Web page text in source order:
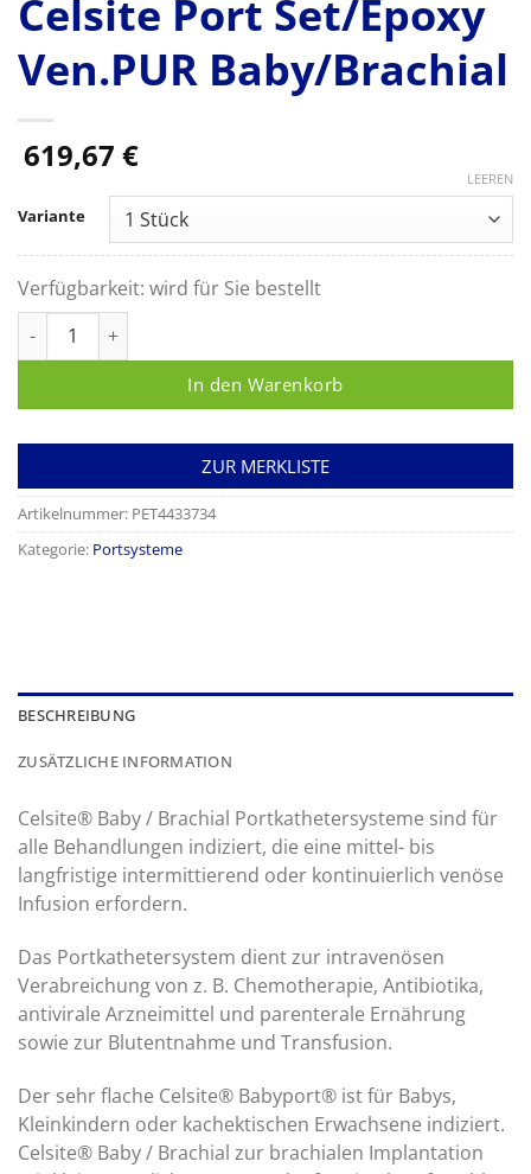
Celsite Port Set/Epoxy
Ven.PUR Baby/Brachial
619,67 €
Variante
LEEREN
Verfügbarkeit: wird für Sie bestellt
Celsite Port Set/Epoxy Ven.PUR Baby/Brachial Menge
In den Warenkorb
ZUR MERKLISTE
Artikelnummer: PET4433734
Kategorie: Portsysteme
BESCHREIBUNG
ZUSÄTZLICHE INFORMATION
Celsite® Baby / Brachial Portkathetersysteme sind für
alle Behandlungen indiziert, die eine mittel- bis
langfristige intermittierend oder kontinuierlich venöse
Infusion erfordern.
Das Portkathetersystem dient zur intravenösen
Verabreichung von z. B. Chemotherapie, Antibiotika,
antivirale Arzneimittel und parenterale Ernährung
sowie zur Blutentnahme und Transfusion.
Der sehr flache Celsite® Babyport® ist für Babys,
Kleinkindern oder kachektischen Erwachsene indiziert.
Celsite® Baby / Brachial zur brachialen Implantation